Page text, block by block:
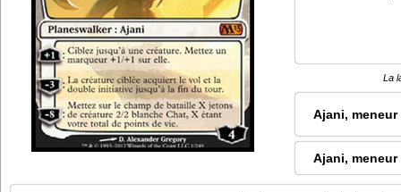
La
Ajani,
Ajani,